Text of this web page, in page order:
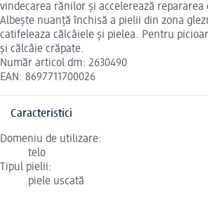
vindecarea rănilor și accelerează repararea
Albește nuanță închisă a pielii din zona
catifeleaza călcâiele și pielea. Pentru
și călcâie crăpate.
Număr articol dm: 2630490
EAN: 8697711700026
Caracteristici
Domeniu de utilizare:
telo
Tipul pielii:
piele uscată